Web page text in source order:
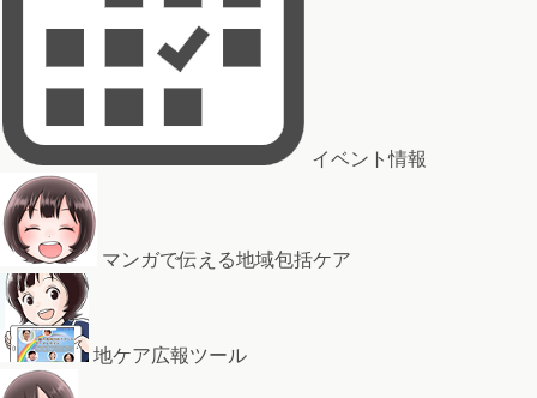
イベント情報
マンガで伝える地域包括ケア
地ケア広報ツール